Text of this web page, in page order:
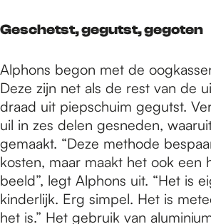
Geschetst, gegutst, gegoten
Alphons begon met de
Deze zijn net als de rest van de
draad uit piepschuim gegutst.
uil in zes delen gesneden,
gemaakt. “Deze methode
kosten, maar maakt het ook een
beeld”, legt Alphons uit. “Het is
kinderlijk. Erg simpel. Het is
het is.” Het gebruik van